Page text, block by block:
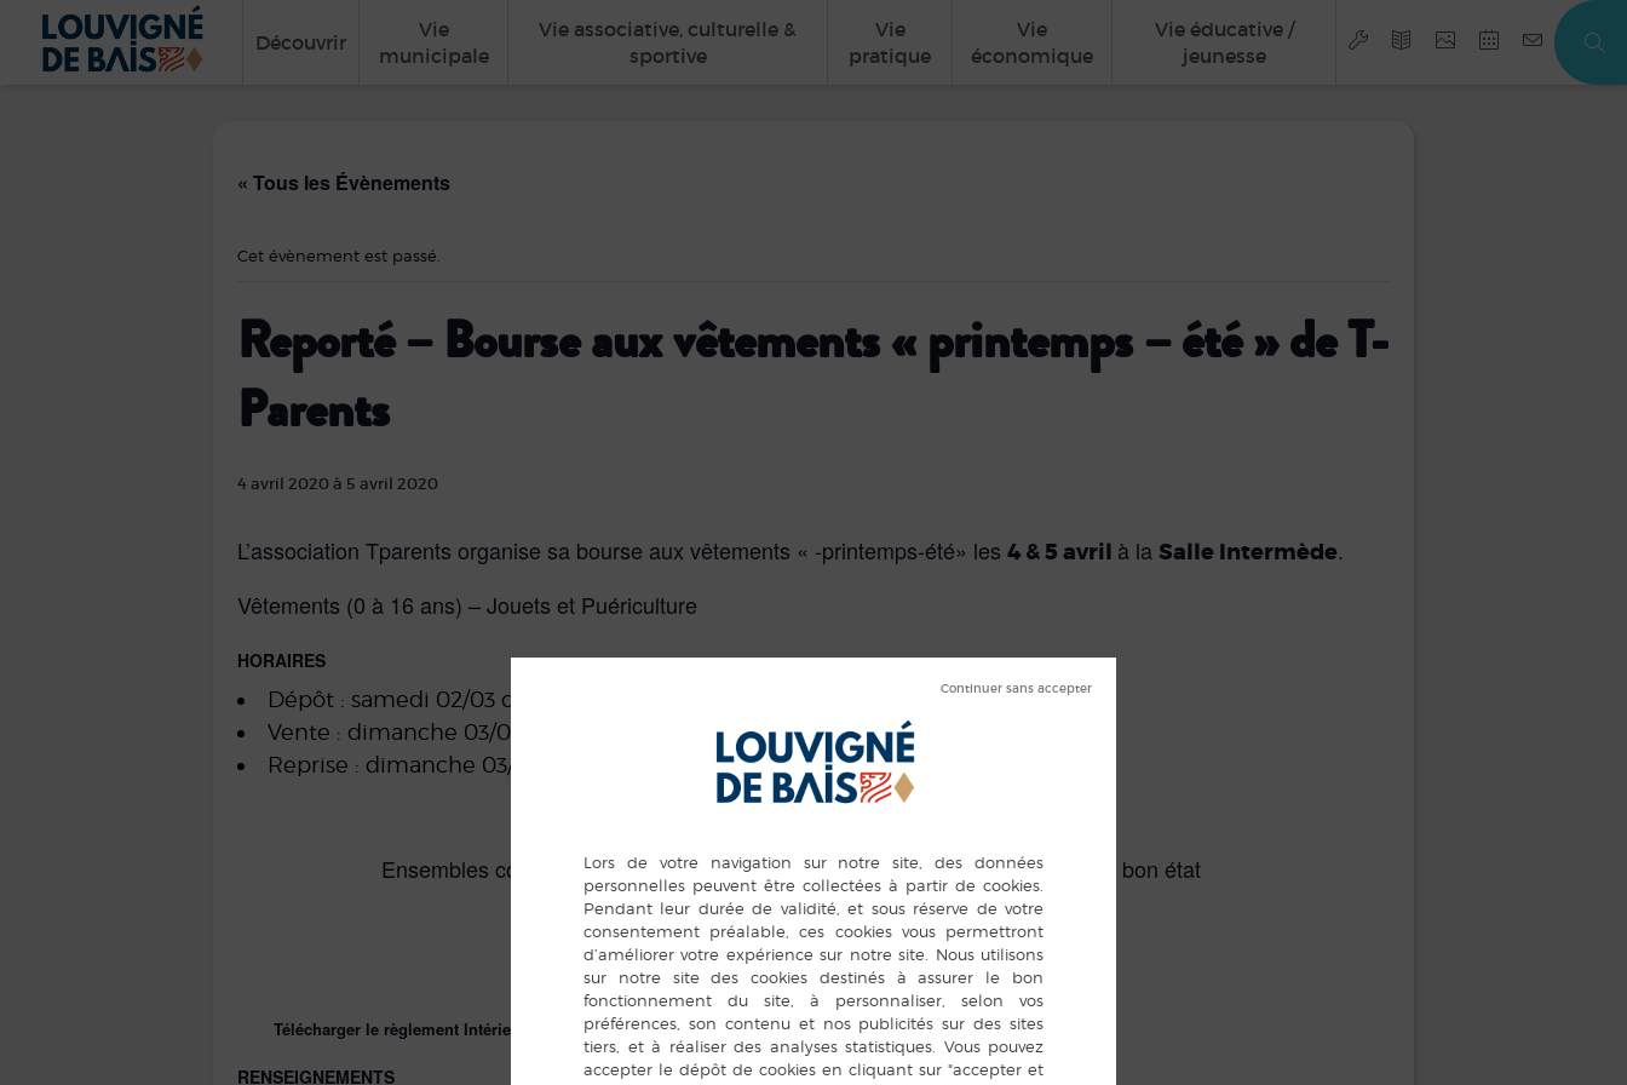
Découvrir
Vie
municipale
Vie associative, culturelle &
sportive
Vie
pratique
Vie
économique
Vie éducative /
jeunesse
« Tous les Évènements
Cet évènement est passé.
Reporté – Bourse aux vêtements « printemps – été » de T-
Parents
4 avril 2020 à 5 avril 2020
L’association Tparents organise sa bourse aux vêtements « -printemps-été» les 4 & 5 avril à la Salle Intermède.
Vêtements (0 à 16 ans) – Jouets et Puériculture
HORAIRES
Dépôt : samedi 02/03 de 9h30 à 16h00
Vente : dimanche 03/03 de 9h00 à 13h00
Reprise : dimanche 03/03 de 16h30 à 17h00
Ensembles cousus – jouets avec piles – vêtements à la mode, propres et en bon état
Les articles non conformes seront retirés de la vente
Les articles vendus ne seront ni repris ni échangés
Télécharger le règlement Intérieur
RENSEIGNEMENTS